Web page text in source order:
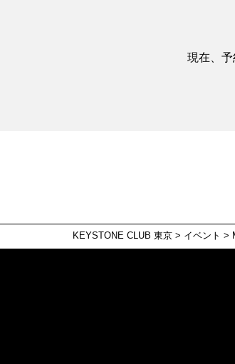
現在、予
KEYSTONE CLUB 東京 > イベント >